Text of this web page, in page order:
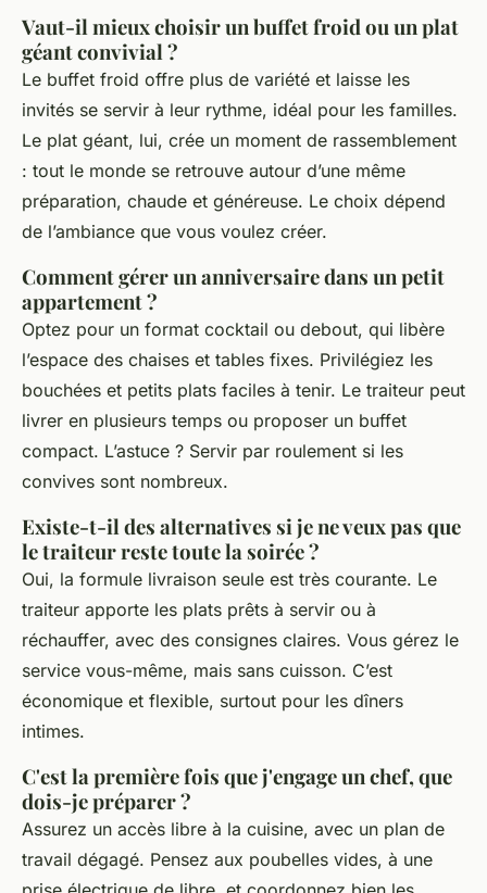
Vaut-il mieux choisir un buffet froid ou un plat
géant convivial ?
Le buffet froid offre plus de variété et laisse les
invités se servir à leur rythme, idéal pour les familles.
Le plat géant, lui, crée un moment de rassemblement
: tout le monde se retrouve autour d’une même
préparation, chaude et généreuse. Le choix dépend
de l’ambiance que vous voulez créer.
Comment gérer un anniversaire dans un petit
appartement ?
Optez pour un format cocktail ou debout, qui libère
l’espace des chaises et tables fixes. Privilégiez les
bouchées et petits plats faciles à tenir. Le traiteur peut
livrer en plusieurs temps ou proposer un buffet
compact. L’astuce ? Servir par roulement si les
convives sont nombreux.
Existe-t-il des alternatives si je ne veux pas que
le traiteur reste toute la soirée ?
Oui, la formule livraison seule est très courante. Le
traiteur apporte les plats prêts à servir ou à
réchauffer, avec des consignes claires. Vous gérez le
service vous-même, mais sans cuisson. C’est
économique et flexible, surtout pour les dîners
intimes.
C'est la première fois que j'engage un chef, que
dois-je préparer ?
Assurez un accès libre à la cuisine, avec un plan de
travail dégagé. Pensez aux poubelles vides, à une